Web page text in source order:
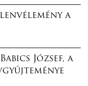
a
József, a